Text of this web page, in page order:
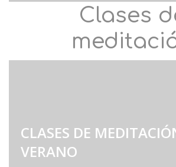
Clases
CLASES DE
VERANO